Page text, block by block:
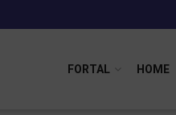
FORTAL HOME